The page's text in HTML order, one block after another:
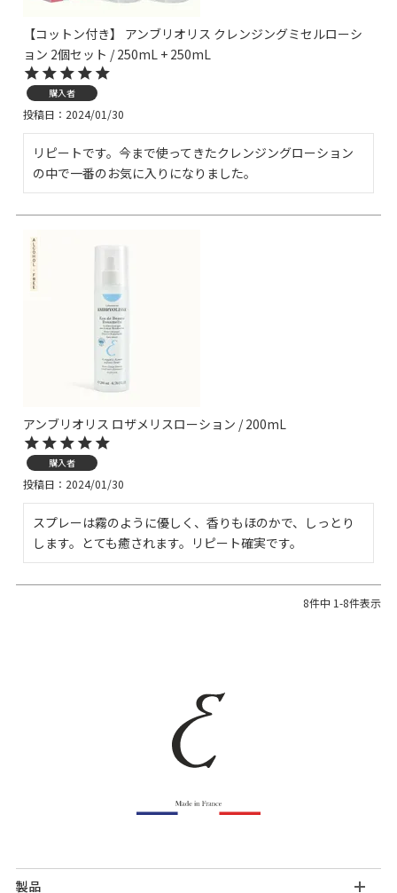
【コットン付き】 アンブリオリス クレンジングミセルローシ
ョン 2個セット / 250mL + 250mL
購入者
投稿日 2024/01/30
リピートです。今まで使ってきたクレンジングローション
の中で一番のお気に入りになりました。
アンブリオリス ロザメリスローション / 200mL
購入者
投稿日 2024/01/30
スプレーは霧のように優しく、香りもほのかで、しっとり
します。とても癒されます。リピート確実です。
8件中 1-8件表示
製品